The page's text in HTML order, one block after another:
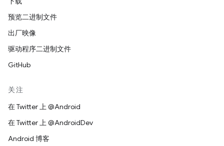
预览二进制文件
出厂映像
驱动程序二进制文件
GitHub
关注
在 Twitter 上 @Android
在 Twitter 上 @AndroidDev
Android 博客